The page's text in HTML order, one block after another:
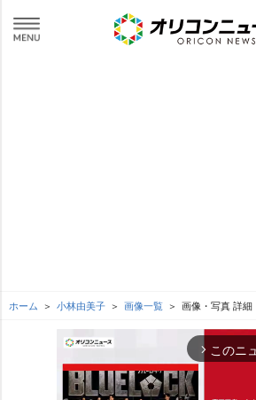
ホーム 小林由美子 画像一覧 画像・写真 詳細
arrow_forward_ios このニ